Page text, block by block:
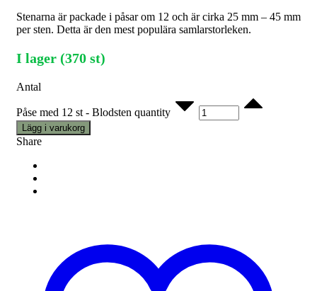
Stenarna är packade i påsar om 12 och är cirka 25 mm – 45 mm
per sten. Detta är den mest populära samlarstorleken.
I lager (370 st)
Antal
Påse med 12 st - Blodsten quantity
Lägg i varukorg
Share